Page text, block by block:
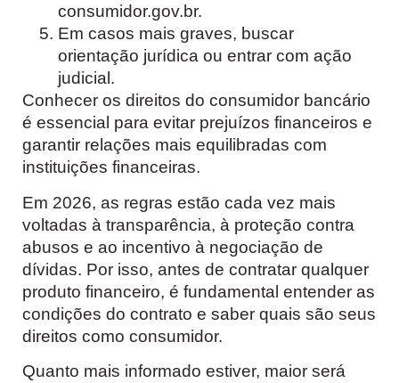
consumidor.gov.br.
Em casos mais graves, buscar
orientação jurídica ou entrar com ação
judicial.
Conhecer os direitos do consumidor bancário
é essencial para evitar prejuízos financeiros e
garantir relações mais equilibradas com
instituições financeiras.
Em 2026, as regras estão cada vez mais
voltadas à transparência, à proteção contra
abusos e ao incentivo à negociação de
dívidas. Por isso, antes de contratar qualquer
produto financeiro, é fundamental entender as
condições do contrato e saber quais são seus
direitos como consumidor.
Quanto mais informado estiver, maior será